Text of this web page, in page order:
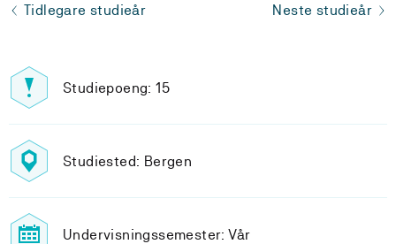
Tidlegare studieår Neste studieår
Studiepoeng: 15
Studiested: Bergen
Undervisningssemester: Vår